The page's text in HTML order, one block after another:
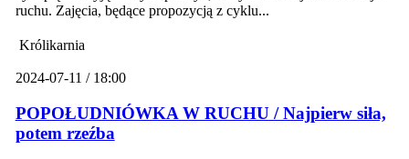
ruchu. Zajęcia, będące propozycją z cyklu...
Królikarnia
2024-07-11 / 18:00
POPOŁUDNIÓWKA W RUCHU / Najpierw siła,
potem rzeźba